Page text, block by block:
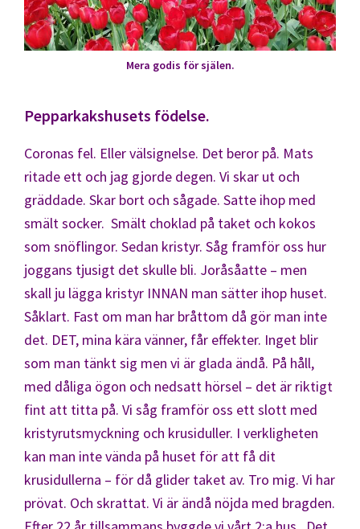
Mera godis för själen.
Pepparkakshusets födelse.
Coronas fel. Eller välsignelse. Det beror på. Mats
ritade ett och jag gjorde degen. Vi skar ut och
gräddade. Skar bort och sågade. Satte ihop med
smält socker. Smält choklad på taket och kokos
som snöflingor. Sedan kristyr. Såg framför oss hur
joggans tjusigt det skulle bli. Joråsåatte – men
skall ju lägga kristyr INNAN man sätter ihop huset.
Såklart. Fast om man har bråttom då gör man inte
det. DET, mina kära vänner, får effekter. Inget blir
som man tänkt sig men vi är glada ändå. På håll,
med dåliga ögon och nedsatt hörsel – det är riktigt
fint att titta på. Vi såg framför oss ett slott med
kristyrutsmyckning och krusiduller. I verkligheten
kan man inte vända på huset för att få dit
krusidullerna – för då glider taket av. Tro mig. Vi har
prövat. Och skrattat. Vi är ändå nöjda med bragden.